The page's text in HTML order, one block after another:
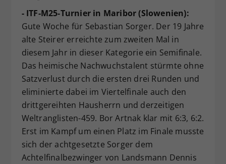
- ITF-M25-Turnier in Maribor (Slowenien):
Gute Woche für Sebastian Sorger. Der 19 Jahre
alte Steirer erreichte zum zweiten Mal in
diesem Jahr in dieser Kategorie ein Semifinale.
Das heimische Nachwuchstalent stürmte ohne
Satzverlust durch die ersten drei Runden und
eliminierte dabei im Viertelfinale auch den
drittgereihten Hausherrn und derzeitigen
Weltranglisten-459. Bor Artnak klar mit 6:3, 6:2.
Erst im Kampf um einen Platz im Finale musste
sich der achtgesetzte Sorger dem
Achtelfinalbezwinger von Landsmann Dennis